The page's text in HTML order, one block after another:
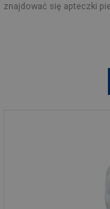
znajdować się apteczki